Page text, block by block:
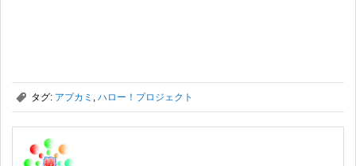
, タグ: アプカミ , ハロー！プロジェクト